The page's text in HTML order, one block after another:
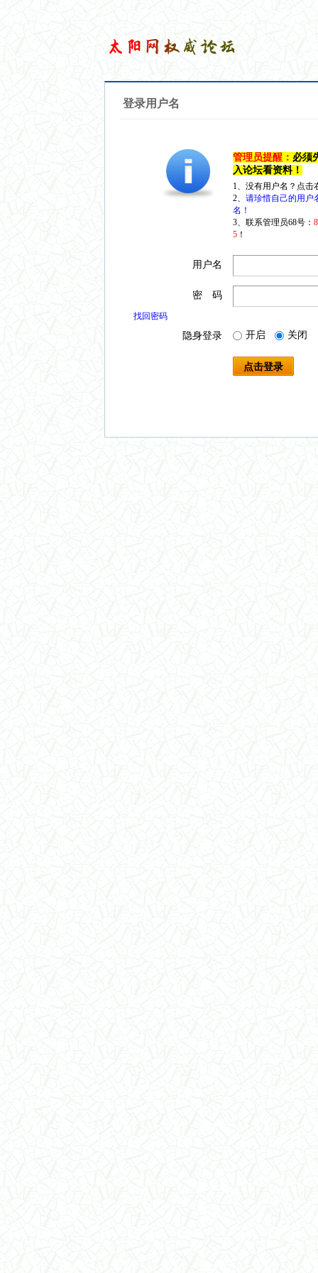
登录用户名
管理员提醒： 必须
入论坛看资料！
1、没有用户名？点
2、 请珍惜自己的用户
名！
3、联系管理员68号：
5 ！
用户名
密 码
找回密码
隐身登录 开启 关闭
点击登录